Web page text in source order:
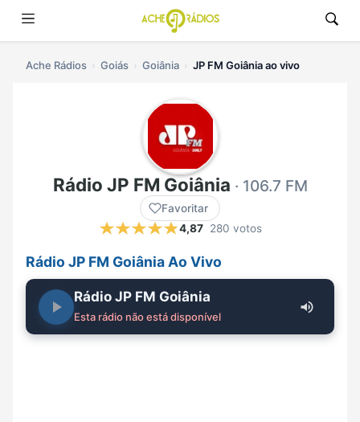
Ache Rádios Goiás Goiânia JP FM Goiânia ao vivo
Rádio JP FM Goiânia · 106.7 FM
Favoritar
4,87 280 votos
Rádio JP FM Goiânia Ao Vivo
Rádio JP FM Goiânia
Esta rádio não está disponível